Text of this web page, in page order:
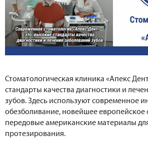
Стоматологическая клиника «Апекс
стандарты качества диагностики и
зубов. Здесь используют современное
обезболивание, новейшее европейское
передовые американские материалы
протезирования.